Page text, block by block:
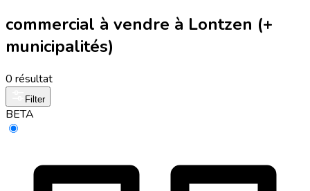
commercial à vendre à Lontzen (+
municipalités)
0 résultat
Filter
BETA